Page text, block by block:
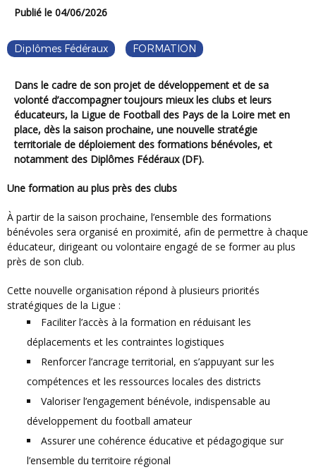
Publié le 04/06/2026
Diplômes Fédéraux FORMATION
Dans le cadre de son projet de développement et de sa
volonté d’accompagner toujours mieux les clubs et leurs
éducateurs, la Ligue de Football des Pays de la Loire met en
place, dès la saison prochaine, une nouvelle stratégie
territoriale de déploiement des formations bénévoles, et
notamment des Diplômes Fédéraux (DF).
Une formation au plus près des clubs
À partir de la saison prochaine, l’ensemble des formations
bénévoles sera organisé en proximité, afin de permettre à chaque
éducateur, dirigeant ou volontaire engagé de se former au plus
près de son club.
Cette nouvelle organisation répond à plusieurs priorités
stratégiques de la Ligue :
Faciliter l’accès à la formation en réduisant les
déplacements et les contraintes logistiques
Renforcer l’ancrage territorial, en s’appuyant sur les
compétences et les ressources locales des districts
Valoriser l’engagement bénévole, indispensable au
développement du football amateur
Assurer une cohérence éducative et pédagogique sur
l’ensemble du territoire régional